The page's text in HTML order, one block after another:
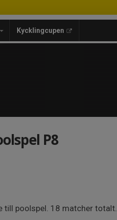
Kycklingcupen
P8
till poolspel. 18 matcher totalt.